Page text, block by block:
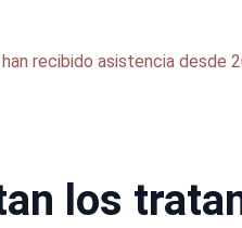
recibido asistencia desde
los